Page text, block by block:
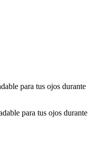
para tus ojos durante
para tus ojos durante